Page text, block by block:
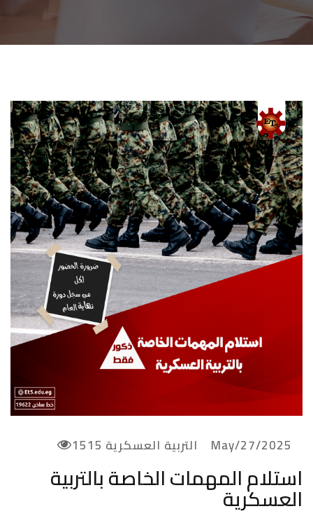
2025/May/27 التربية العسكرية 1515
استلام المهمات الخاصة بالتربية
العسكرية